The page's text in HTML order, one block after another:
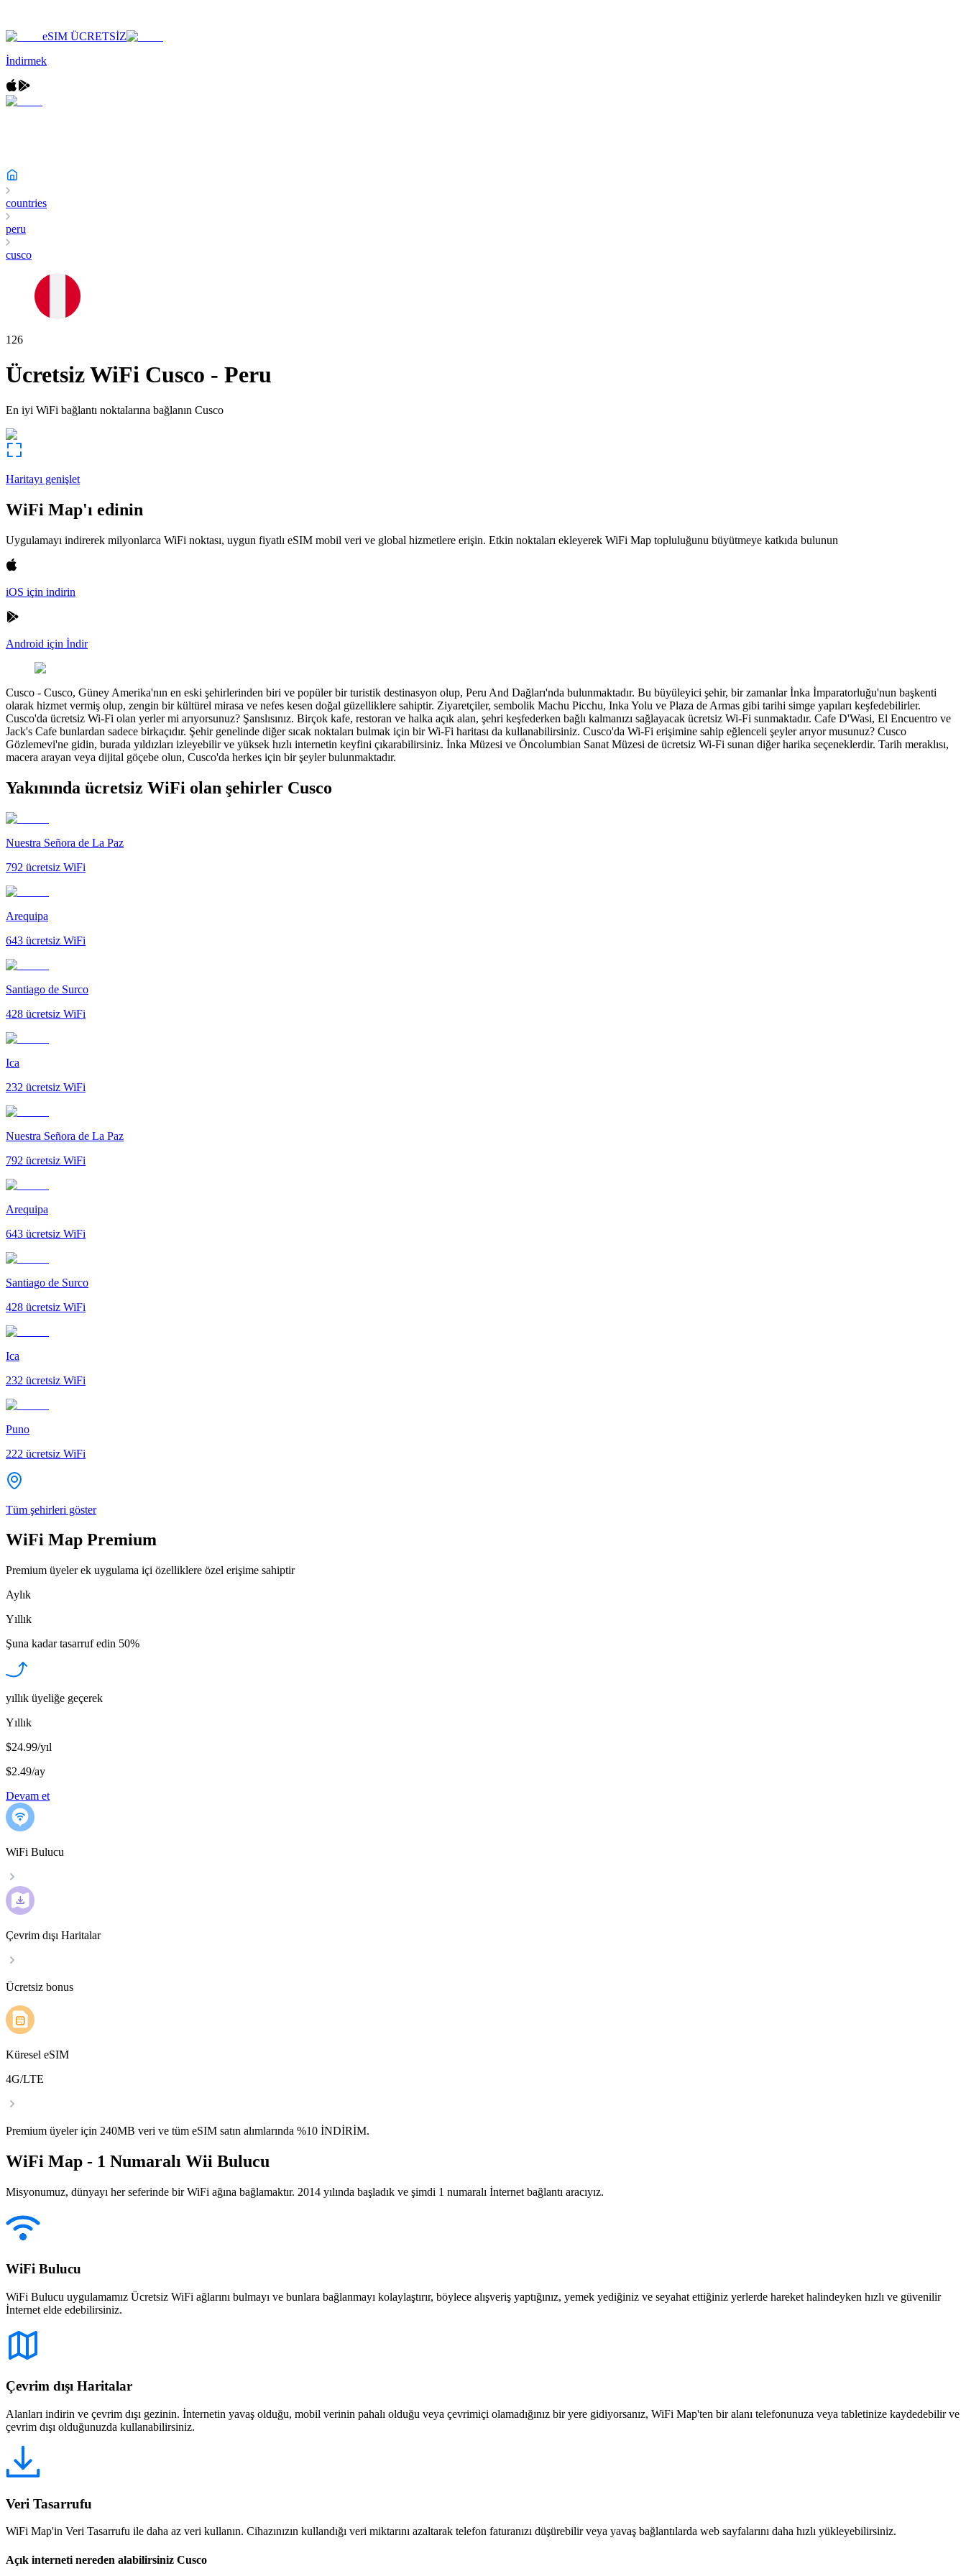
eSIM ÜCRETSİZ
İndirmek
countries
peru
cusco
126
Ücretsiz WiFi Cusco - Peru
En iyi WiFi bağlantı noktalarına bağlanın Cusco
Haritayı genişlet
WiFi Map'ı edinin
Uygulamayı indirerek milyonlarca WiFi noktası, uygun fiyatlı eSIM mobil veri ve global hizmetlere erişin. Etkin noktaları ekleyerek WiFi Map topluluğunu büyütmeye katkıda bulunun
iOS için indirin
Android için İndir
Cusco - Cusco, Güney Amerika'nın en eski şehirlerinden biri ve popüler bir turistik destinasyon olup, Peru And Dağları'nda bulunmaktadır. Bu büyüleyici şehir, bir zamanlar İnka İmparatorluğu'nun başkenti
olarak hizmet vermiş olup, zengin bir kültürel mirasa ve nefes kesen doğal güzelliklere sahiptir. Ziyaretçiler, sembolik Machu Picchu, Inka Yolu ve Plaza de Armas gibi tarihi simge yapıları keşfedebilirler.
Cusco'da ücretsiz Wi-Fi olan yerler mi arıyorsunuz? Şanslısınız. Birçok kafe, restoran ve halka açık alan, şehri keşfederken bağlı kalmanızı sağlayacak ücretsiz Wi-Fi sunmaktadır. Cafe D'Wasi, El Encuentro ve
Jack's Cafe bunlardan sadece birkaçıdır. Şehir genelinde diğer sıcak noktaları bulmak için bir Wi-Fi haritası da kullanabilirsiniz. Cusco'da Wi-Fi erişimine sahip eğlenceli şeyler arıyor musunuz? Cusco
Gözlemevi'ne gidin, burada yıldızları izleyebilir ve yüksek hızlı internetin keyfini çıkarabilirsiniz. İnka Müzesi ve Öncolumbian Sanat Müzesi de ücretsiz Wi-Fi sunan diğer harika seçeneklerdir. Tarih meraklısı,
macera arayan veya dijital göçebe olun, Cusco'da herkes için bir şeyler bulunmaktadır.
Yakınında ücretsiz WiFi olan şehirler Cusco
Nuestra Señora de La Paz
792 ücretsiz WiFi
Arequipa
643 ücretsiz WiFi
Santiago de Surco
428 ücretsiz WiFi
Ica
232 ücretsiz WiFi
Nuestra Señora de La Paz
792 ücretsiz WiFi
Arequipa
643 ücretsiz WiFi
Santiago de Surco
428 ücretsiz WiFi
Ica
232 ücretsiz WiFi
Puno
222 ücretsiz WiFi
Tüm şehirleri göster
WiFi Map Premium
Premium üyeler ek uygulama içi özelliklere özel erişime sahiptir
Aylık
Yıllık
Şuna kadar tasarruf edin 50%
yıllık üyeliğe geçerek
Yıllık
$24.99/yıl
$2.49/ay
Devam et
WiFi Bulucu
Çevrim dışı Haritalar
Ücretsiz bonus
Küresel eSIM
4G/LTE
Premium üyeler için 240MB veri ve tüm eSIM satın alımlarında %10 İNDİRİM.
WiFi Map - 1 Numaralı Wii Bulucu
Misyonumuz, dünyayı her seferinde bir WiFi ağına bağlamaktır. 2014 yılında başladık ve şimdi 1 numaralı İnternet bağlantı aracıyız.
WiFi Bulucu
WiFi Bulucu uygulamamız Ücretsiz WiFi ağlarını bulmayı ve bunlara bağlanmayı kolaylaştırır, böylece alışveriş yaptığınız, yemek yediğiniz ve seyahat ettiğiniz yerlerde hareket halindeyken hızlı ve güvenilir
İnternet elde edebilirsiniz.
Çevrim dışı Haritalar
Alanları indirin ve çevrim dışı gezinin. İnternetin yavaş olduğu, mobil verinin pahalı olduğu veya çevrimiçi olamadığınız bir yere gidiyorsanız, WiFi Map'ten bir alanı telefonunuza veya tabletinize kaydedebilir ve
çevrim dışı olduğunuzda kullanabilirsiniz.
Veri Tasarrufu
WiFi Map'in Veri Tasarrufu ile daha az veri kullanın. Cihazınızın kullandığı veri miktarını azaltarak telefon faturanızı düşürebilir veya yavaş bağlantılarda web sayfalarını daha hızlı yükleyebilirsiniz.
Açık interneti nereden alabilirsiniz Cusco